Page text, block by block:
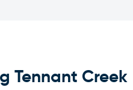
Tennant Creek